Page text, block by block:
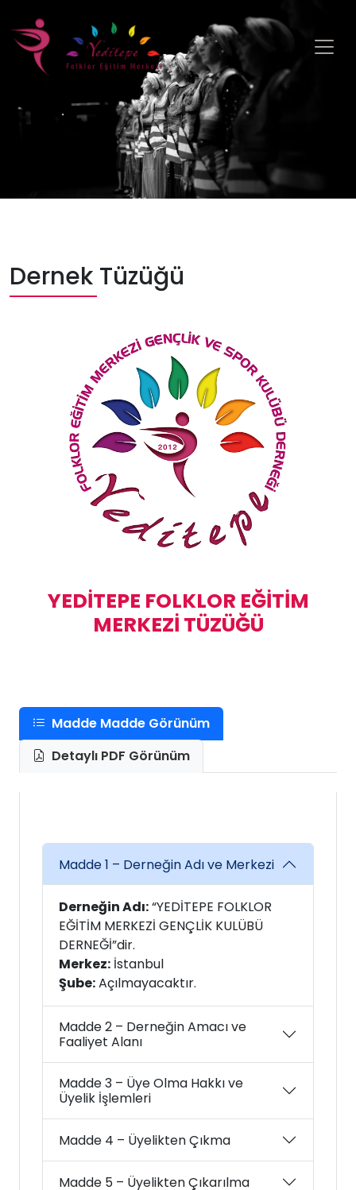
Dernek Tüzüğü
YEDİTEPE FOLKLOR EĞİTİM
MERKEZİ TÜZÜĞÜ
Madde Madde Görünüm
Detaylı PDF Görünüm
Madde 1 – Derneğin Adı ve Merkezi
Derneğin Adı:“YEDİTEPE FOLKLOR
EĞİTİM MERKEZİ GENÇLİK KULÜBÜ
DERNEĞİ”dir.
Merkez: İstanbul
Şube:Açılmayacaktır.
Madde 2 – Derneğin Amacı ve
Faaliyet Alanı
Madde 3 – Üye Olma Hakkı ve
Üyelik İşlemleri
Madde 4 – Üyelikten Çıkma
Madde 5 – Üyelikten Çıkarılma